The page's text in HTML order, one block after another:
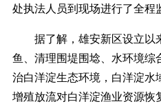
处执法人员到现场进行了全程
据了解，雄安新区设立以
鱼、清理围堤围埝、水环境综
治白洋淀生态环境，白洋淀水
增殖放流对白洋淀渔业资源恢